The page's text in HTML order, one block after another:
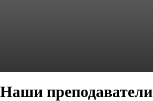
Наши преподаватели